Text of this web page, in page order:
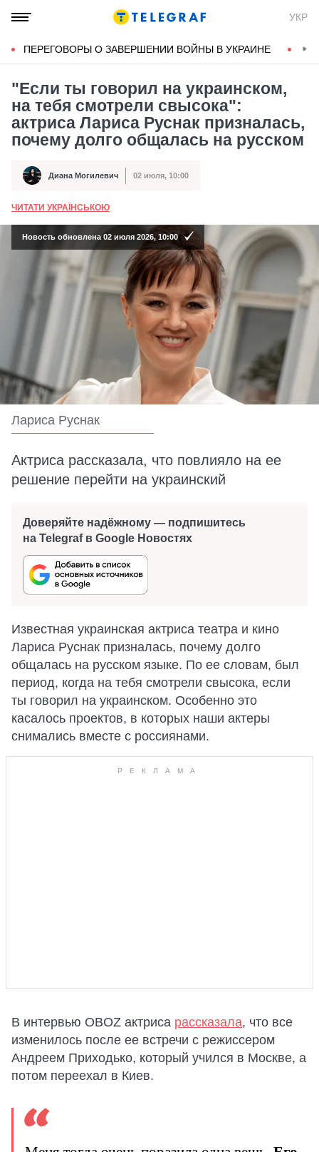
УКР
ПЕРЕГОВОРЫ О ЗАВЕРШЕНИИ ВОЙНЫ В УКРАИНЕ
"Если ты говорил на украинском,
на тебя смотрели свысока":
актриса Лариса Руснак призналась,
почему долго общалась на русском
Автор Диана Могилевич
Дата публикации 02 июля, 10:00
ЧИТАТИ УКРАЇНСЬКОЮ
Новость обновлена 02 июля 2026, 10:00
Лариса Руснак
Актриса рассказала, что повлияло на ее
решение перейти на украинский
Доверяйте надёжному — подпишитесь
на Telegraf в Google Новостях
Известная украинская актриса театра и кино
Лариса Руснак призналась, почему долго
общалась на русском языке. По ее словам, был
период, когда на тебя смотрели свысока, если
ты говорил на украинском. Особенно это
касалось проектов, в которых наши актеры
снимались вместе с россиянами.
В интервью OBOZ актриса рассказала, что все
изменилось после ее встречи с режиссером
Андреем Приходько, который учился в Москве, а
потом переехал в Киев.